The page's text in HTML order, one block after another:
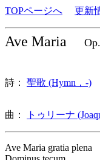
TOPページへ 更新
Ave Maria
詩： 聖歌 (Hymn，-)
曲： トゥリーナ
Ave Maria gratia plena